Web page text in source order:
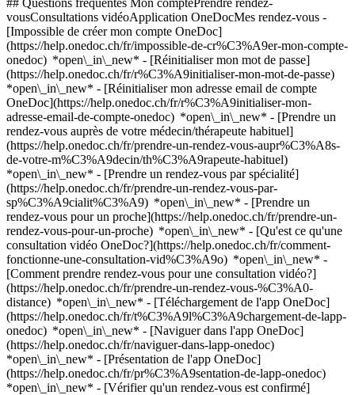
## Questions fréquentes Mon comptePrendre rendez-
vousConsultations vidéoApplication OneDocMes rendez-vous -
[Impossible de créer mon compte OneDoc]
(https://help.onedoc.ch/fr/impossible-de-cr%C3%A9er-mon-compte-
onedoc) *open\_in\_new* - [Réinitialiser mon mot de passe]
(https://help.onedoc.ch/fr/r%C3%A9initialiser-mon-mot-de-passe)
*open\_in\_new* - [Réinitialiser mon adresse email de compte
OneDoc](https://help.onedoc.ch/fr/r%C3%A9initialiser-mon-
adresse-email-de-compte-onedoc) *open\_in\_new* - [Prendre un
rendez-vous auprès de votre médecin/thérapeute habituel]
(https://help.onedoc.ch/fr/prendre-un-rendez-vous-aupr%C3%A8s-
de-votre-m%C3%A9decin/th%C3%A9rapeute-habituel)
*open\_in\_new* - [Prendre un rendez-vous par spécialité]
(https://help.onedoc.ch/fr/prendre-un-rendez-vous-par-
sp%C3%A9cialit%C3%A9) *open\_in\_new* - [Prendre un
rendez-vous pour un proche](https://help.onedoc.ch/fr/prendre-un-
rendez-vous-pour-un-proche) *open\_in\_new* - [Qu'est ce qu'une
consultation vidéo OneDoc?](https://help.onedoc.ch/fr/comment-
fonctionne-une-consultation-vid%C3%A9o) *open\_in\_new* -
[Comment prendre rendez-vous pour une consultation vidéo?]
(https://help.onedoc.ch/fr/prendre-un-rendez-vous-%C3%A0-
distance) *open\_in\_new* - [Téléchargement de l'app OneDoc]
(https://help.onedoc.ch/fr/t%C3%A9l%C3%A9chargement-de-lapp-
onedoc) *open\_in\_new* - [Naviguer dans l'app OneDoc]
(https://help.onedoc.ch/fr/naviguer-dans-lapp-onedoc)
*open\_in\_new* - [Présentation de l'app OneDoc]
(https://help.onedoc.ch/fr/pr%C3%A9sentation-de-lapp-onedoc)
*open\_in\_new* - [Vérifier qu'un rendez-vous est confirmé](https://help.onedoc.ch/fr/v%C3%A9rifier-quun-rendez-vous-est-confirm%C3%A9) *open\_in\_new* - [Annuler un rendez-vous pris en ligne sur OneDoc](https://help.onedoc.ch/fr/annuler-un-rendez-vous-pris-en-ligne-sur-onedoc) *open\_in\_new* - [Je ne reçois pas de confirmation de rendez-vous](https://help.onedoc.ch/fr/je-ne-re%C3%A7ois-pas-de-confirmation-de-rendez-vous) *open\_in\_new* [Voir tous nos articles *open\_in\_new*](https://help.onedoc.ch/fr/) close ## Modifier votre recherche ![Maison avec un signe plus annonçant qu’une consultation peut être effectuée sur place](https://www.onedoc.ch/assets/images/icons/on-site.svg) Sur place ![Caméra avec un symbole lecture annonçant qu’une consultation peut être effectuée à distance en vidéo](https://www.onedoc.ch/assets/images/icons/remote.svg) À distance Rechercher #### Spécialités #### Praticiens #### Établissements edit Thérapeute en nutrition MCO à Orbe tune Filtrer par Nouveaux patients*keyboard\_arrow\_down* - Acceptés*check\_circle* Langue parlée*keyboard\_arrow\_down* - Allemand*check\_circle* - Anglais*check\_circle* - Arabe*check\_circle* - Bulgare*check\_circle* - Chinois*check\_circle* - Espagnol*check\_circle* - Français*check\_circle* - Italien*check\_circle* - Néerlandais*check\_circle* - Portugais*check\_circle* Sexe*keyboard\_arrow\_down* - Femme*check\_circle* - Homme*check\_circle* Réseau*keyboard\_arrow\_down* - ASCA*check\_circle* - RME*check\_circle* - NVS*check\_circle* Disponibilité*keyboard\_arrow\_down* - Disponible aujourdhui*check\_circle* - Dans les 3 prochains jours*check\_circle* - Dans les 7 prochains jours*check\_circle* - Dans les 14 prochains jours*check\_circle* # Thérapeute en nutrition MCO à Orbe: prenez rendez-vous en ligne aujourd'hui ## 1 résultat à Orbe [![M. Michel Brand, naturopathe MCO/TEN à Orbe](https://assets.onedoc.ch/images/users/5f47a4acaaa910d35d0fa6a2441369c5eed36b6e678e51b81bd8d12bf5e65b5b-small.jpg "M. Michel Brand, naturopathe MCO/TEN à Orbe")](https://www.onedoc.ch/fr/naturopathe-mco-ten/orbe/pcvwq/michel-brand) ### [M. Michel Brand](https://www.onedoc.ch/fr/naturopathe-mco-ten/orbe/pcvwq/michel-brand) ![Badge indiquant un profil vérifié](https://www.onedoc.ch/assets/images/icons/checkmark.svg) [Naturopathe MCO/TEN](https://www.onedoc.ch/fr/naturopathe-mco-ten/orbe), Thérapeute en nutrition MCO Cabinet de Michel Brand Rue de la Tournelle 50 1350 Orbe ![M. Michel Brand est affilié au réseau ASCA](https://assets.onedoc.ch/images/networks/logos/496d325fd4282f2f0a46197dd629fd16fcd2d324839e441a2a65aaa74df08a15-small.png)![M. Michel Brand est affilié au réseau RME](https://assets.onedoc.ch/images/networks/logos/a202aabd14cdddb5ff03205af2481fb805645ff903773c55a6c572d22f23762e-small.png) ![Icône patient avec un signe plus annonçant que le professionnel accepte de nouveaux patients](https://www.onedoc.ch/assets/images/icons/new-patients.svg)Accepte les nouveaux patients [Réserver un RDV](https://www.onedoc.ch/fr/naturopathe-mco-ten/orbe/pcvwq/michel-brand) *chevron\_left* lun. 03 août *chevron\_right* Voir plus de rendez-vous *error\_outline* Une erreur s'est produite lors du chargement des disponibilités [Réessayer](https://www.onedoc.ch) ## __Thérapeutes en nutrition MCO__: d'autres spécialistes sont réservables en ligne dans les environs de __Orbe__ [![Mme Cathy Buchholz, naturopathe MCO/TEN à Suscévaz](https://assets.onedoc.ch/images/users/6eafa6805865eab6b0cd4856dfe506044d5050d343b70c78c6d4c0e71c32010d-small.jpg "Mme Cathy Buchholz, naturopathe MCO/TEN à Suscévaz")](https://www.onedoc.ch/fr/naturopathe-mco-ten/suscevaz/pcm0w/cathy-buchholz) ### [Mme Cathy Buchholz](https://www.onedoc.ch/fr/naturopathe-mco-ten/suscevaz/pcm0w/cathy-buchholz) ![Badge indiquant un profil vérifié](https://www.onedoc.ch/assets/images/icons/checkmark.svg) [Naturopathe MCO/TEN](https://www.onedoc.ch/fr/naturopathe-mco-ten/suscevaz), [Thérapeute en nutrition MCO](https://www.onedoc.ch/fr/therapeute-en-nutrition-mco/suscevaz) Suscévaz (visioconférence) Rue des Fontaines 4 1437 Suscévaz ![Mme Cathy Buchholz est affiliée au réseau ASCA](https://assets.onedoc.ch/images/networks/logos/496d325fd4282f2f0a46197dd629fd16fcd2d324839e441a2a65aaa74df08a15-small.png)![Mme Cathy Buchholz est affiliée au réseau RME](https://assets.onedoc.ch/images/networks/logos/a202aabd14cdddb5ff03205af2481fb805645ff903773c55a6c572d22f23762e-small.png) ![Icône patient avec un signe plus annonçant que le professionnel accepte de nouveaux patients](https://www.onedoc.ch/assets/images/icons/new-patients.svg)Accepte les nouveaux patients [Réserver un RDV](https://www.onedoc.ch/fr/naturopathe-mco-ten/suscevaz/pcm0w/cathy-buchholz) *chevron\_left* lun. 03 août *chevron\_right* Voir plus de rendez-vous *error\_outline* Une erreur s'est produite lors du chargement des disponibilités [Réessayer](https://www.onedoc.ch) [![Mme Cathy Buchholz, naturopathe MCO/TEN à Suscévaz](https://assets.onedoc.ch/images/users/6eafa6805865eab6b0cd4856dfe506044d5050d343b70c78c6d4c0e71c32010d-small.jpg "Mme Cathy Buchholz, naturopathe MCO/TEN à Suscévaz")](https://www.onedoc.ch/fr/naturopathe-mco-ten/suscevaz/pcxik/cathy-buchholz) ### [Mme Cathy Buchholz](https://www.onedoc.ch/fr/naturopathe-mco-ten/suscevaz/pcxik/cathy-buchholz) ![Badge indiquant un profil vérifié](https://www.onedoc.ch/assets/images/icons/checkmark.svg) [Naturopathe MCO/TEN](https://www.onedoc.ch/fr/naturopathe-mco-ten/suscevaz), [Thérapeute en nutrition MCO](https://www.onedoc.ch/fr/therapeute-en-nutrition-mco/suscevaz) Visioconférence/what's app Rue des Fontaines 4 1437 Suscévaz ![Mme Cathy Buchholz est affiliée au réseau ASCA](https://assets.onedoc.ch/images/networks/logos/496d325fd4282f2f0a46197dd629fd16fcd2d324839e441a2a65aaa74df08a15-small.png)![Mme Cathy Buchholz est affiliée au réseau RME](https://assets.onedoc.ch/images/networks/logos/a202aabd14cdddb5ff03205af2481fb805645ff903773c55a6c572d22f23762e-small.png) ![Icône patient avec un signe plus annonçant que le professionnel accepte de nouveaux patients](https://www.onedoc.ch/assets/images/icons/new-patients.svg)Accepte les nouveaux patients [Réserver un RDV](https://www.onedoc.ch/fr/naturopathe-mco-ten/suscevaz/pcxik/cathy-buchholz) *chevron\_left* lun. 03 août *chevron\_right* Voir plus de rendez-vous *error\_outline* Une erreur s'est produite lors du chargement des disponibilités [Réessayer](https://www.onedoc.ch) [![Mme Laure Grin, naturopathe MCO/TEN à Belmont-sur-Yverdon](https://assets.onedoc.ch/images/users/e722be0810386a41f5e5c35307f3d29956e46e7d47d63c875d993b610825beae-small.jpg "Mme Laure Grin, naturopathe MCO/TEN à Belmont-sur-Yverdon")](https://www.onedoc.ch/fr/naturopathe-mco-ten/belmont-sur-yverdon/pi62/laure-grin) ### [Mme Laure Grin](https://www.onedoc.ch/fr/naturopathe-mco-ten/belmont-sur-yverdon/pi62/laure-grin) ![Badge indiquant un profil vérifié](https://www.onedoc.ch/assets/images/icons/checkmark.svg) [Naturopathe MCO/TEN](https://www.onedoc.ch/fr/naturopathe-mco-ten/belmont-sur-yverdon), [Thérapeute en nutrition MCO](https://www.onedoc.ch/fr/therapeute-en-nutrition-mco/belmont-sur-yverdon) Cabinet "Autour de soi" Route du Villaret 3 1432 Belmont-sur-Yverdon ![Mme Laure Grin est affiliée au réseau ASCA](https://assets.onedoc.ch/images/networks/logos/496d325fd4282f2f0a46197dd629fd16fcd2d324839e441a2a65aaa74df08a15-small.png) ![Icône patient avec un signe plus annonçant que le professionnel accepte de nouveaux patients](https://www.onedoc.ch/assets/images/icons/new-patients.svg)Accepte les nouveaux patients [Réserver un RDV](https://www.onedoc.ch/fr/naturopathe-mco-ten/belmont-sur-yverdon/pi62/laure-grin) [![M. Aurel Currit, naturopathe MCO/TEN à Yverdon-les-Bains](https://assets.onedoc.ch/images/users/af2e0d6ebd8ab93640512541312794790a18ecf7cba5a514e4d9c3fd43708992-small.jpg "M. Aurel Currit, naturopathe MCO/TEN à Yverdon-les-Bains")](https://www.onedoc.ch/fr/naturopathe-mco-ten/yverdon-les-bains/pcvkb/aurel-currit) ### [M. Aurel Currit](https://www.onedoc.ch/fr/naturopathe-mco-ten/yverdon-les-bains/pcvkb/aurel-currit) ![Badge indiquant un profil vérifié](https://www.onedoc.ch/assets/images/icons/checkmark.svg) [Naturopathe MCO/TEN](https://www.onedoc.ch/fr/naturopathe-mco-ten/yverdon-les-bains), [Thérapeute en nutrition MCO](https://www.onedoc.ch/fr/therapeute-en-nutrition-mco/yverdon-les-bains) Le Caducée Rue des Isles 20 1400 Yverdon-les-Bains ![M. Aurel Currit est affilié au réseau ASCA](https://assets.onedoc.ch/images/networks/logos/496d325fd4282f2f0a46197dd629fd16fcd2d324839e441a2a65aaa74df08a15-small.png)![M. Aurel Currit est affilié au réseau RME](https://assets.onedoc.ch/images/networks/logos/a202aabd14cdddb5ff03205af2481fb805645ff903773c55a6c572d22f23762e-small.png) ![Icône patient avec un signe plus annonçant que le professionnel accepte de nouveaux patients](https://www.onedoc.ch/assets/images/icons/new-patients.svg)Accepte les nouveaux patients [Réserver un RDV](https://www.onedoc.ch/fr/naturopathe-mco-ten/yverdon-les-bains/pcvkb/aurel-currit) [![Mme Sylvie Clerc, thérapeute en biorésonance à Montagny-près-Yverdon](https://assets.onedoc.ch/images/users/ab98f380dc6b1e15639c35314f983d29858e4d2601ba471d2194fd97e8ce866e-small.png "Mme Sylvie Clerc, thérapeute en biorésonance à Montagny-près-Yverdon")](https://www.onedoc.ch/fr/therapeute-en-bioresonance/montagny-pres-yverdon/pcxu2/sylvie-clerc) ### [Mme Sylvie Clerc](https://www.onedoc.ch/fr/therapeute-en-bioresonance/montagny-pres-yverdon/pcxu2/sylvie-clerc) ![Badge indiquant un profil vérifié](https://www.onedoc.ch/assets/images/icons/checkmark.svg) [Thérapeute en biorésonance](https://www.onedoc.ch/fr/therapeute-en-bioresonance/montagny-pres-yverdon), [Thérapeute en nutrition MCO](https://www.onedoc.ch/fr/therapeute-en-nutrition-mco/montagny-pres-yverdon) Nature Attitude Chemin du Clos Lucens 1 1442 Montagny-près-Yverdon ![Mme Syl